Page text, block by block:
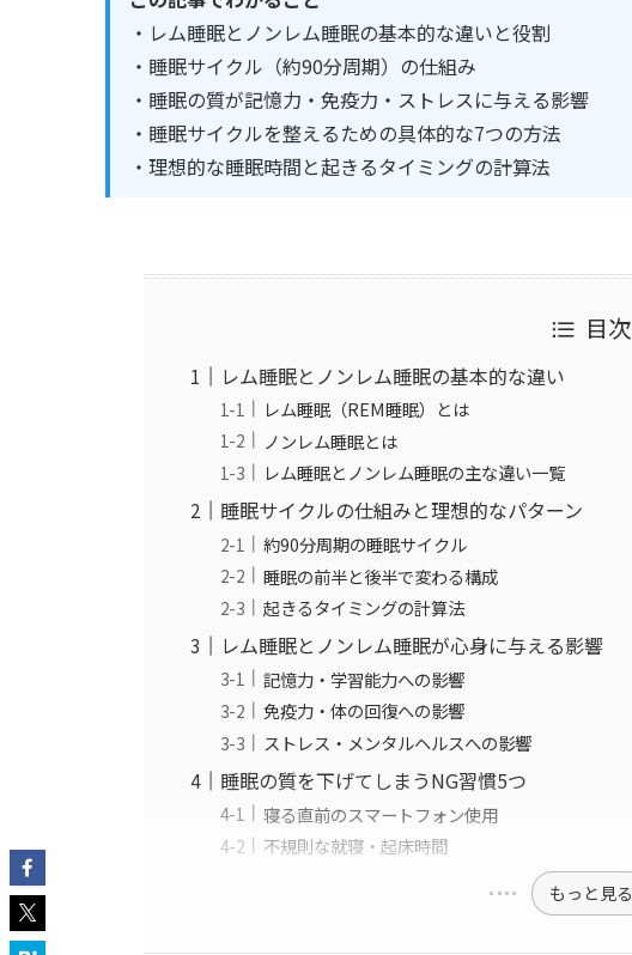
・レム睡眠とノンレム睡眠の基本的な違いと役割
・睡眠サイクル（約90分周期）の仕組み
・睡眠の質が記憶力・免疫力・ストレスに与える影響
・睡眠サイクルを整えるための具体的な7つの方法
・理想的な睡眠時間と起きるタイミングの計算法
目次
レム睡眠とノンレム睡眠の基本的な違い
レム睡眠（REM睡眠）とは
ノンレム睡眠とは
レム睡眠とノンレム睡眠の主な違い一覧
睡眠サイクルの仕組みと理想的なパターン
約90分周期の睡眠サイクル
睡眠の前半と後半で変わる構成
起きるタイミングの計算法
レム睡眠とノンレム睡眠が心身に与える影響
記憶力・学習能力への影響
免疫力・体の回復への影響
ストレス・メンタルヘルスへの影響
睡眠の質を下げてしまうNG習慣5つ
寝る直前のスマートフォン使用
不規則な就寝・起床時間
もっと見る